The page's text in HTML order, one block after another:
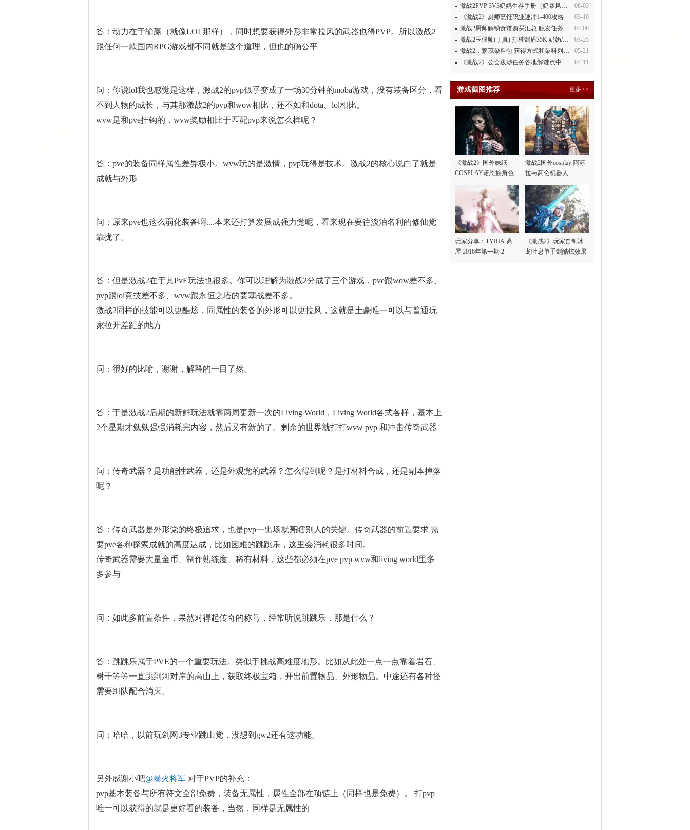
答：动力在于输赢（就像LOL那样），同时想要获得外形非常拉风的武器也得PVP。所以激战2
跟任何一款国内RPG游戏都不同就是这个道理，但也的确公平
问：你说lol我也感觉是这样，激战2的pvp似乎变成了一场30分钟的moba游戏，没有装备区分，看
不到人物的成长，与其那激战2的pvp和wow相比，还不如和dota、lol相比。
wvw是和pve挂钩的，wvw奖励相比于匹配pvp来说怎么样呢？
答：pve的装备同样属性差异极小。wvw玩的是激情，pvp玩得是技术。激战2的核心说白了就是
成就与外形
问：原来pve也这么弱化装备啊....本来还打算发展成强力党呢，看来现在要往淡泊名利的修仙党
靠拢了。
答：但是激战2在于其PvE玩法也很多。你可以理解为激战2分成了三个游戏，pve跟wow差不多、
pvp跟lol竞技差不多、wvw跟永恒之塔的要塞战差不多。
激战2同样的技能可以更酷炫，同属性的装备的外形可以更拉风，这就是土豪唯一可以与普通玩
家拉开差距的地方
问：很好的比喻，谢谢，解释的一目了然。
答：于是激战2后期的新鲜玩法就靠两周更新一次的Living World，Living World各式各样，基本上
2个星期才勉勉强强消耗完内容，然后又有新的了。剩余的世界就打打wvw pvp 和冲击传奇武器
问：传奇武器？是功能性武器，还是外观党的武器？怎么得到呢？是打材料合成，还是副本掉落
呢？
答：传奇武器是外形党的终极追求，也是pvp一出场就亮瞎别人的关键。传奇武器的前置要求 需
要pve各种探索成就的高度达成，比如困难的跳跳乐，这里会消耗很多时间。
传奇武器需要大量金币、制作熟练度、稀有材料，这些都必须在pve pvp wvw和living world里多
多参与
问：如此多前置条件，果然对得起传奇的称号，经常听说跳跳乐，那是什么？
答：跳跳乐属于PVE的一个重要玩法。类似于挑战高难度地形。比如从此处一点一点靠着岩石、
树干等等一直跳到河对岸的高山上，获取终极宝箱，开出前置物品、外形物品。中途还有各种怪
需要组队配合消灭。
问：哈哈，以前玩剑网3专业跳山党，没想到gw2还有这功能。
另外感谢小吧@暴火将军 对于PVP的补充：
pvp基本装备与所有符文全部免费，装备无属性，属性全部在项链上（同样也是免费）。 打pvp
唯一可以获得的就是更好看的装备，当然，同样是无属性的
08-03
激战2PVP 3V3奶妈生存手册（奶暴风、奶守护）
03-10
《激战2》厨师烹饪职业速冲1-400攻略
03-08
激战2厨师解锁食谱购买汇总 触发任务攻略
03-25
激战2玉偃师(丁真) 打桩剑盾35K 奶奶/萌新都会玩
05-21
激战2：繁茂染料包 获得方式和染料列表
07-11
《激战2》公会跋涉任务各地解谜点中文攻略
游戏截图推荐 更多>>
《激战2》国外妹纸
COSPLAY诺恩族角色
激战2国外cosplay 阿苏
拉与高仑机器人
玩家分享：TYRIA·高
屋 2016年第一期 2
《激战2》玩家自制冰
龙吐息单手剑酷炫效果